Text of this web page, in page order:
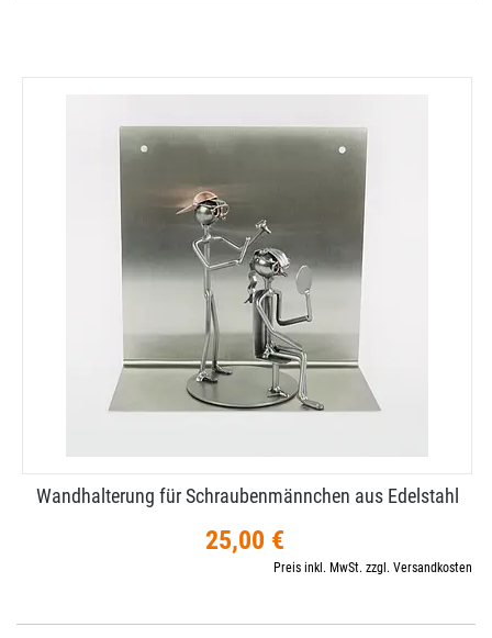
Wandhalterung für Schraubenmännchen aus Edelstahl
25,00 €
Preis inkl. MwSt. zzgl. Versandkosten